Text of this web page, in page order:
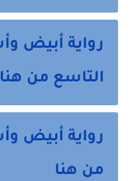
التاسع من هنا
من هنا